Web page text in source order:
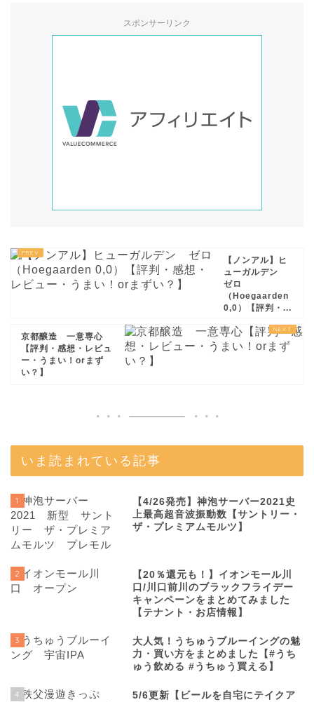
スポンサーリンク
【ノンアル】ヒ
ューガルデン
ゼロ
（Hoegaarden
0,0）【評判・...
京都醸造 一意専心
【評判・感想・レビュ
ー・うまい！orまず
い？】
いま読まれている記事
1
【4/26発売】神泡サーバー2021史
上最高超音波振動数【サントリー・
ザ・プレミアムモルツ】
2
【20％還元も！】イオンモール川
口/川口前川のブラックフライデー
キャンペーンをまとめてみました
【テナント・お店情報】
3
大人気！うちゅうブルーイングの魅
力・買い方をまとめました【#うち
ゅう飲める #うちゅう買える】
4
5/6更新【ビールを自宅にテイクア